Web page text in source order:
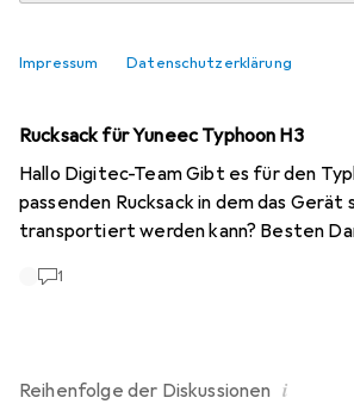
Impressum Datenschutzerklärung
Rucksack für Yuneec Typhoon H3
Hallo Digitec-Team Gibt es für den
passenden Rucksack in dem das Gerät
transportiert werden kann? Besten
1
Reihenfolge der Diskussionen i